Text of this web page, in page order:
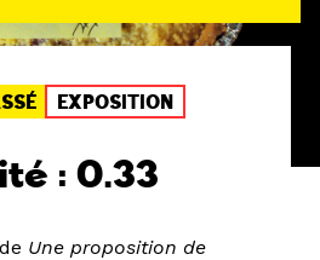
EXPOSITION
: 0.33
Une proposition de